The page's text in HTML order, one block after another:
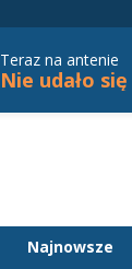
Teraz na antenie
Najnowsze